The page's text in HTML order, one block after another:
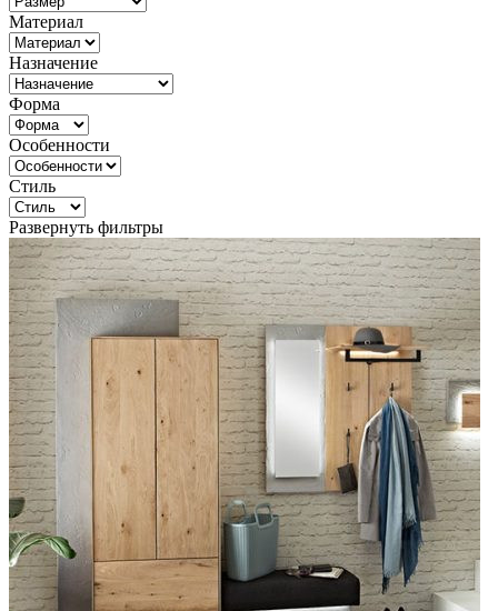
Материал
Назначение
Форма
Особенности
Стиль
Развернуть фильтры